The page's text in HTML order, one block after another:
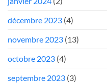
décembre 2023 (4)
novembre 2023 (13)
octobre 2023 (4)
septembre 2023 (3)